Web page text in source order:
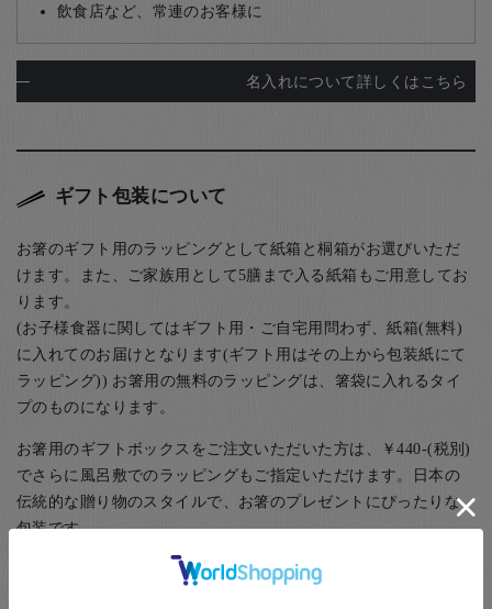
飲食店など、常連のお客様に
名入れについて詳しくはこちら
ギフト包装について
お箸のギフト用のラッピングとして紙箱と桐箱がお選びいただ
けます。また、ご家族用として5膳まで入る紙箱もご用意してお
ります。
(お子様食器に関してはギフト用・ご自宅用問わず、紙箱(無料)
に入れてのお届けとなります(ギフト用はその上から包装紙にて
ラッピング)) お箸用の無料のラッピングは、箸袋に入れるタイ
プのものになります。
お箸用のギフトボックスをご注文いただいた方は、￥440-(税別)
でさらに風呂敷でのラッピングもご指定いただけます。日本の
伝統的な贈り物のスタイルで、お箸のプレゼントにぴったりな
包装です。